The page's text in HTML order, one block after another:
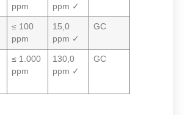
ppm
ppm ✓
≤ 100
ppm
15,0
ppm ✓
GC
≤ 1.000
ppm
130,0
ppm ✓
GC